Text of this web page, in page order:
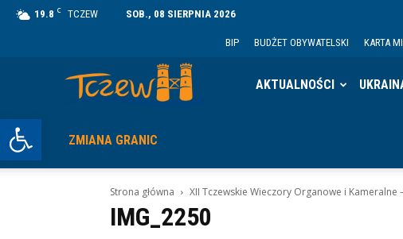
Otwórz pasek narzędzi
19.8 C TCZEW SOB., 08 SIERPNIA 2026
BIP BUDŻET OBYWATELSKI KARTA
AKTUALNOŚCI
ZMIANA GRANIC
Strona główna XII Tczewskie Wieczory Organowe i
IMG_2250